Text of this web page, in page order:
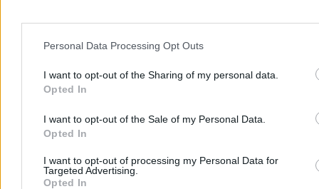
Personal Data Processing Opt Outs
I want to opt-out of the Sharing of my personal data.
Opted In
I want to opt-out of the Sale of my Personal Data.
Opted In
I want to opt-out of processing my Personal Data for
Targeted Advertising.
Opted In
Dzięki natychmiastowej akcji ratunkowej żyją, lecz stan jednego z
Agnieszka Waś-Turecka
Dzisiaj 13:49
Reklama